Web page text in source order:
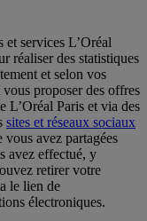
services L’Oréal
réaliser des statistiques
et selon vos
proposer des offres
L’Oréal Paris et via des
sites et réseaux sociaux
vous avez partagées
avez effectué, y
retirer votre
le lien de
électroniques.